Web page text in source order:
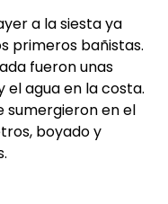
a la siesta ya
primeros bañistas.
fueron unas
el agua en la costa.
sumergieron en el
boyado y